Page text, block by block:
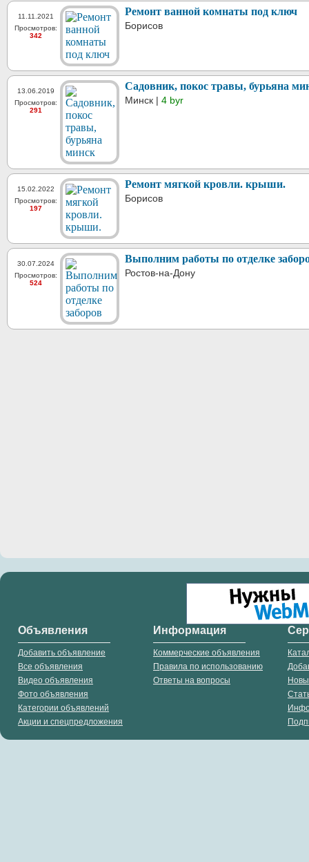
11.11.2021
Просмотров:
342
Ремонт ванной комнаты под ключ
Борисов
13.06.2019
Просмотров:
291
Садовник, покос травы, бурьяна
Минск | 4 byr
15.02.2022
Просмотров:
197
Ремонт мягкой кровли. крыши.
Борисов
30.07.2024
Просмотров:
524
Выполним работы по отделке
Ростов-на-Дону
Объявления
Добавить объявление
Все объявления
Видео объявления
Фото объявления
Категории объявлений
Акции и спецпредложения
Информация
Коммерческие объявления
Правила по использованию
Ответы на вопросы